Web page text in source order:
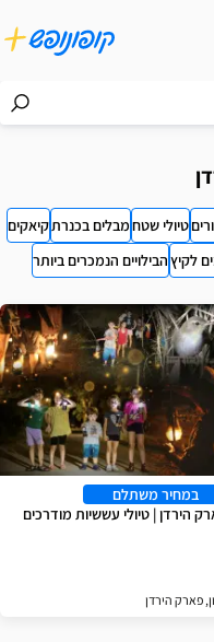
טיולי שטחמבלים בכנרתקיאקים
לקיץהבילויים הנמכרים ביותר
במחיר משתלם
הירדן | טיולי עששיות מודרכים
פארק הירדן